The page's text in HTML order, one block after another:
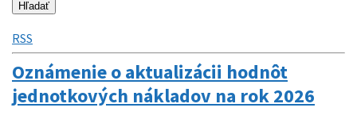
RSS
Oznámenie o aktualizácii hodnôt
jednotkových nákladov na rok 2026